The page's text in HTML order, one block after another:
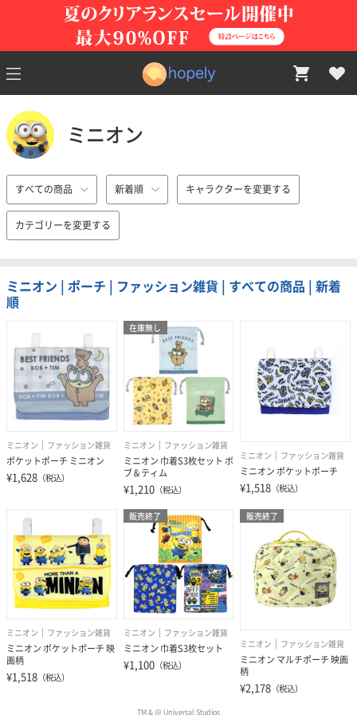
ミニオン
すべての商品 新着順 キャラクターを変更する
カテゴリーを変更する
ミニオン | ポーチ | ファッション雑貨 | すべての商品 | 新着
順
ミニオン ファッション雑貨
ポケットポーチ ミニオン
¥1,628 （税込）
在庫無し
ミニオン ファッション雑貨
ミニオン 巾着S3枚セット ボ
ブ＆ティム
¥1,210（税込）
ミニオン ファッション雑貨
ミニオン ポケットポーチ
¥1,518 （税込）
ミニオン ファッション雑貨
ミニオン ポケットポーチ 映
画柄
¥1,518 （税込）
販売終了
ミニオン ファッション雑貨
ミニオン 巾着S3枚セット
¥1,100（税込）
販売終了
ミニオン ファッション雑貨
ミニオン マルチポーチ 映画
柄
¥2,178 （税込）
TM & @ Universal Studios